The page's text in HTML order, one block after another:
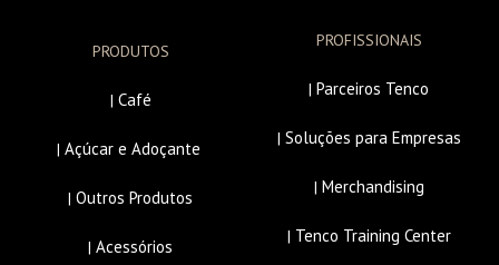
PRODUTOS
| Café
| Açúcar e Adoçante
| Outros Produtos
| Acessórios
PROFISSIONAIS
| Parceiros Tenco
| Soluções para Empresas
| Merchandising
| Tenco Training Center